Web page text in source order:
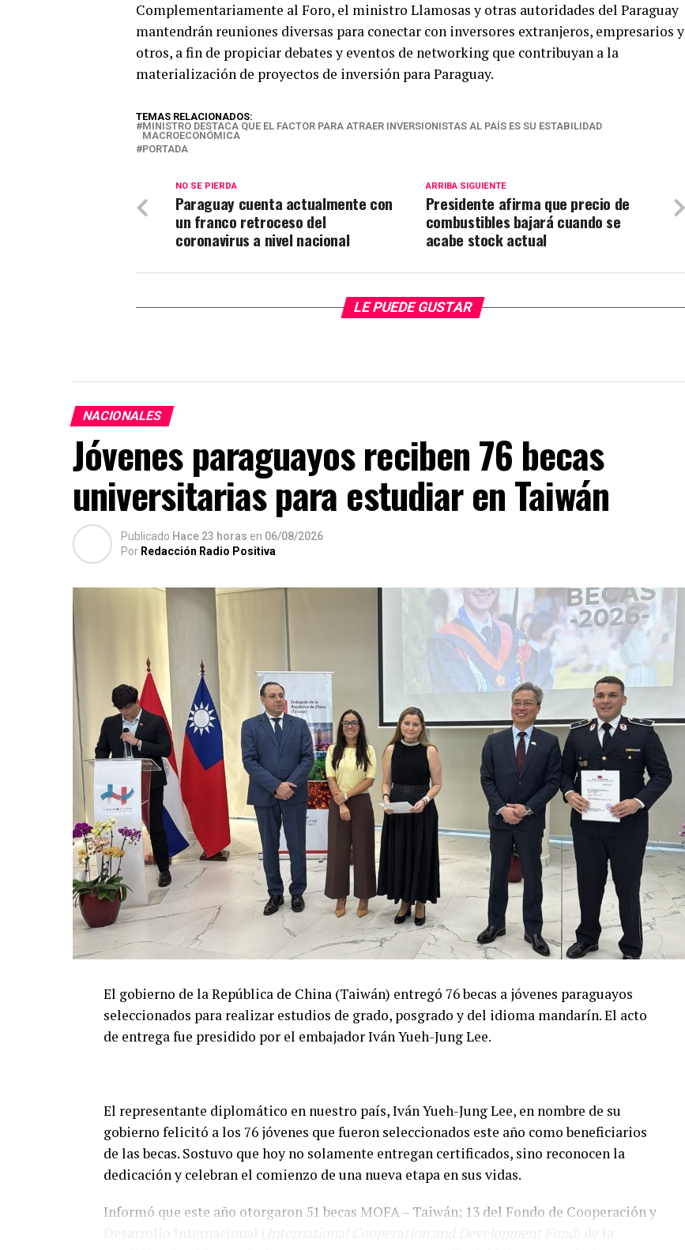
Complementariamente al Foro, el ministro Llamosas y otras autoridades del Paraguay
mantendrán reuniones diversas para conectar con inversores extranjeros, empresarios y
otros, a fin de propiciar debates y eventos de networking que contribuyan a la
materialización de proyectos de inversión para Paraguay.
TEMAS RELACIONADOS:
MINISTRO DESTACA QUE EL FACTOR PARA ATRAER INVERSIONISTAS AL PAÍS ES SU ESTABILIDAD
MACROECONÓMICA
PORTADA
ARRIBA SIGUIENTE
Presidente afirma que precio de
combustibles bajará cuando se
acabe stock actual
NO SE PIERDA
Paraguay cuenta actualmente con
un franco retroceso del
coronavirus a nivel nacional
LE PUEDE GUSTAR
NACIONALES
Jóvenes paraguayos reciben 76 becas
universitarias para estudiar en Taiwán
Publicado Hace 23 horas en 06/08/2026
Por Redacción Radio Positiva
El gobierno de la República de China (Taiwán) entregó 76 becas a jóvenes paraguayos
seleccionados para realizar estudios de grado, posgrado y del idioma mandarín. El acto
de entrega fue presidido por el embajador Iván Yueh-Jung Lee.
El representante diplomático en nuestro país, Iván Yueh-Jung Lee, en nombre de su
gobierno felicitó a los 76 jóvenes que fueron seleccionados este año como beneficiarios
de las becas. Sostuvo que hoy no solamente entregan certificados, sino reconocen la
dedicación y celebran el comienzo de una nueva etapa en sus vidas.
Informó que este año otorgaron 51 becas MOFA – Taiwán; 13 del Fondo de Cooperación y